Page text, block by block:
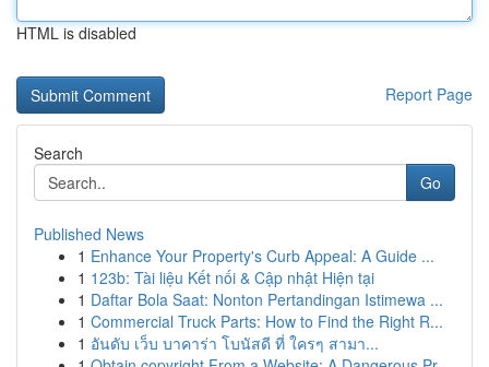
HTML is disabled
Report Page
Search
Go
Published News
1 Enhance Your Property's Curb Appeal: A Guide ...
1 123b: Tài liệu Kết nối & Cập nhật Hiện tại
1 Daftar Bola Saat: Nonton Pertandingan Istimewa ...
1 Commercial Truck Parts: How to Find the Right R...
1 อันดับ เว็บ บาคาร่า โบนัสดี ที่ ใครๆ สามา...